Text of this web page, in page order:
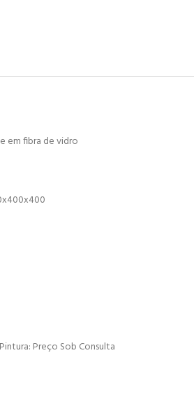
em fibra de vidro
Preço Sob Consulta